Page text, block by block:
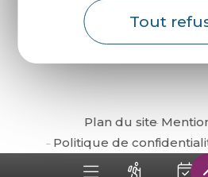
Tout
Plan du site
Politique de